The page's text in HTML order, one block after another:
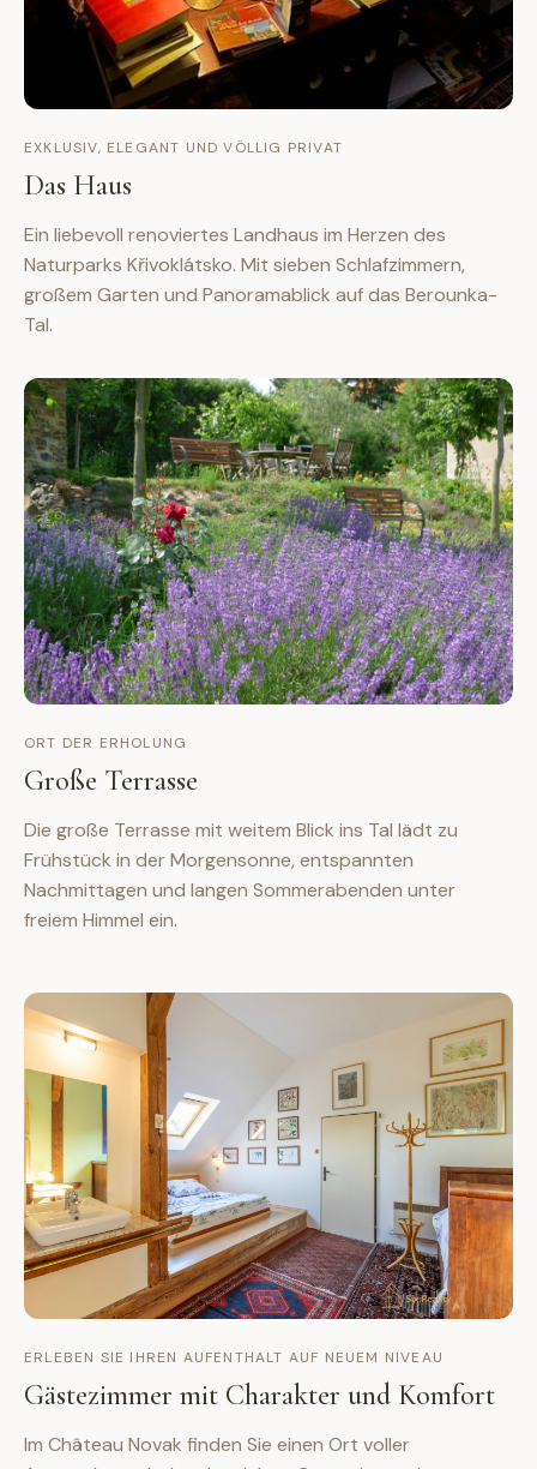
EXKLUSIV, ELEGANT UND VÖLLIG PRIVAT
Das Haus
Ein liebevoll renoviertes Landhaus im Herzen des
Naturparks Křivoklátsko. Mit sieben Schlafzimmern,
großem Garten und Panoramablick auf das Berounka-
Tal.
ORT DER ERHOLUNG
Große Terrasse
Die große Terrasse mit weitem Blick ins Tal lädt zu
Frühstück in der Morgensonne, entspannten
Nachmittagen und langen Sommerabenden unter
freiem Himmel ein.
ERLEBEN SIE IHREN AUFENTHALT AUF NEUEM NIVEAU
Gästezimmer mit Charakter und Komfort
Im Château Novak finden Sie einen Ort voller